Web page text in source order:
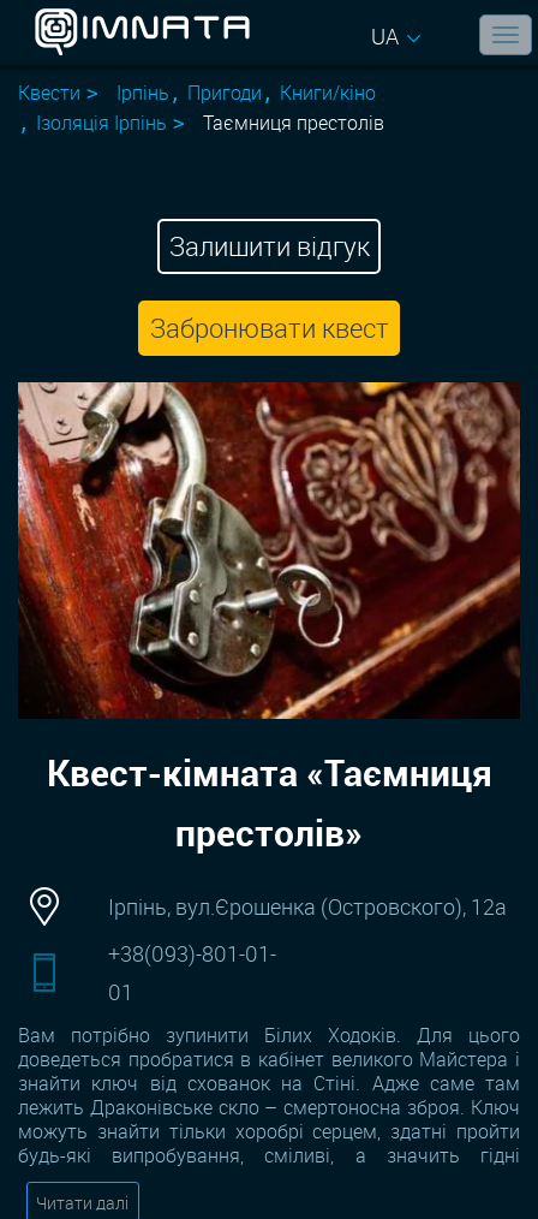
UA
Квести Ірпінь Пригоди
Книги/кіно
Ізоляція Ірпінь
Таємниця престолів
Залишити відгук
Забронювати квест
Квест-кімната «Таємниця
престолів»
Ірпінь, вул.Єрошенка (Островского), 12а
+38(093)-801-01-
01
Вам потрібно зупинити Білих Ходоків. Для цього
доведеться пробратися в кабінет великого Майстера і
знайти ключ від схованок на Стіні. Адже саме там
лежить Драконівське скло – смертоносна зброя. Ключ
можуть знайти тільки хоробрі серцем, здатні пройти
будь-які випробування, сміливі, а значить гідні
Читати далі